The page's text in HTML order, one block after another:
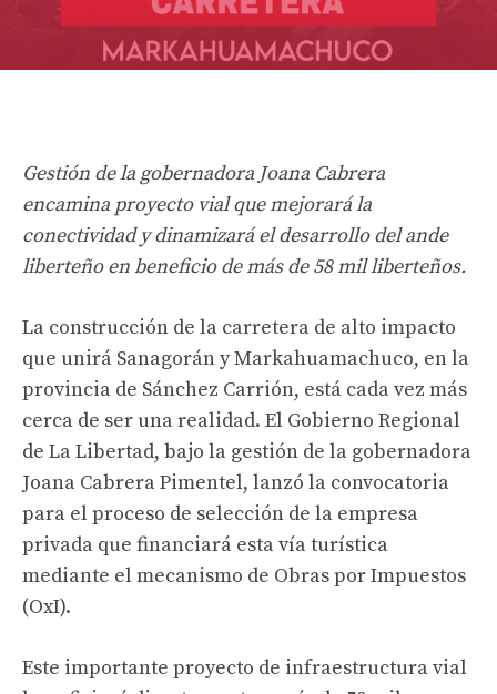
Gestión de la gobernadora Joana Cabrera
encamina proyecto vial que mejorará la
conectividad y dinamizará el desarrollo del ande
liberteño en beneficio de más de 58 mil liberteños.
La construcción de la carretera de alto impacto
que unirá Sanagorán y Markahuamachuco, en la
provincia de Sánchez Carrión, está cada vez más
cerca de ser una realidad. El Gobierno Regional
de La Libertad, bajo la gestión de la gobernadora
Joana Cabrera Pimentel, lanzó la convocatoria
para el proceso de selección de la empresa
privada que financiará esta vía turística
mediante el mecanismo de Obras por Impuestos
(OxI).
Este importante proyecto de infraestructura vial